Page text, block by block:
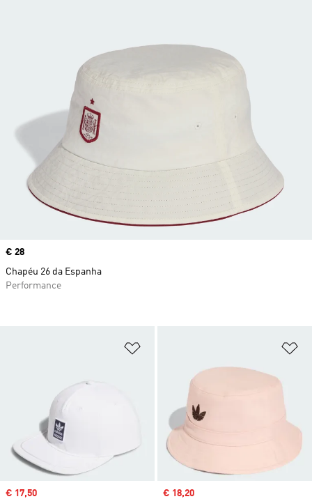
Sale price
€ 17,50 Sale price
€ 18,20
Price
€ 28
Chapéu 26 da Espanha
Performance